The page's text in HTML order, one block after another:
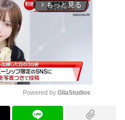
arrow_forward_ios もっと見る
Powered by GliaStudios